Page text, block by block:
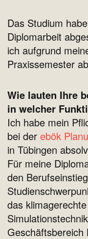
Das Studium
Diplomarbeit
ich aufgrund
Praxissemester
Wie lauten Ihre
in welcher
Ich habe mein
bei der ebök
in Tübingen
Für meine
den
das
Geschäftsbereich